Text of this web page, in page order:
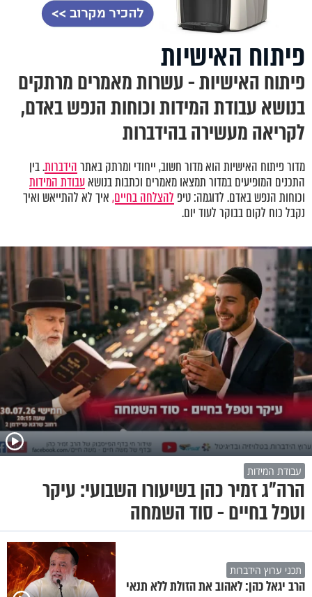
פיתוח האישיות
פיתוח האישיות - עשרות מאמרים מרתקים
בנושא עבודת המידות וכוחות הנפש באדם,
לקריאה מעשירה בהידברות
מדור פיתוח האישיות הוא מדור חשוב, ייחודי ומרתק באתרהידברות. בין
התכנים המופיעים במדור תמצאו מאמרים וכתבות בנושאעבודת המידות
וכוחות הנפש באדם. לדוגמה: טיפ להצלחה בחיים,איך לא להתייאש ואיך
נקבל כוח לקום בבוקר לעוד יום.
עבודת המידות
הרה"ג זמיר כהן בשיעורו השבועי: עיקר
וטפל בחיים - סוד השמחה
תכני ערוץ הידברות
הרב יגאל כהן: לאהוב את הזולת ללא תנאי